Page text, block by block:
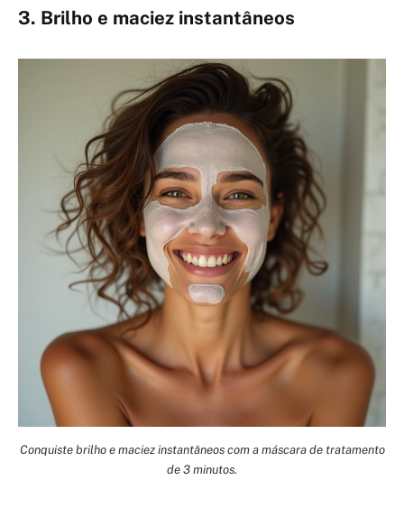
3. Brilho e maciez instantâneos
Conquiste brilho e maciez instantâneos com a máscara de tratamento
de 3 minutos.